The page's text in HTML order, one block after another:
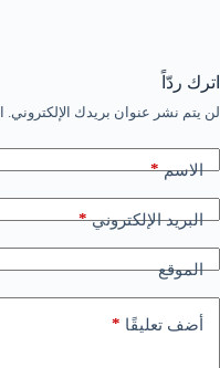
اترك ردّاً
لن يتم نشر عنوان بريدك الإلكتروني.
الاسم*
البريد الإلكتروني*
الموقع
أضف تعليقًا *